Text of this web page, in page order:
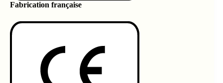
Fabrication française